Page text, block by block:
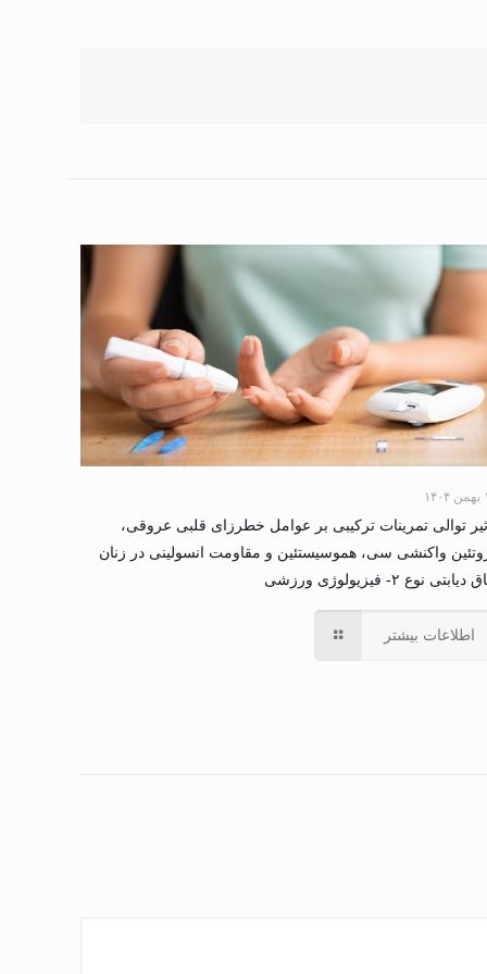
توالی تمرینات ترکیبی بر عوامل خطرزای قلبی عروقی،
واکنشی سی، هموسیستئین و مقاومت انسولینی در زنان
نوع ۲- فیزیولوژی ورزشی
اطلاعات بیشتر